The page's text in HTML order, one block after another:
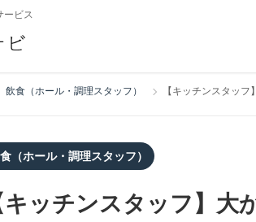
ービス
飲食（ホール・調理スタッフ） 【キッチンスタッ
（ホール・調理スタッフ）
キッチンスタッフ】大